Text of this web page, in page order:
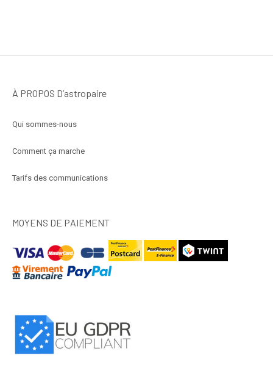
À PROPOS D’astropaire
Qui sommes-nous
Comment ça marche
Tarifs des communications
MOYENS DE PAIEMENT